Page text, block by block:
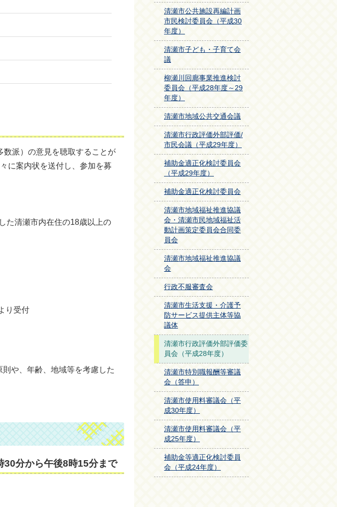
数派）の意見を聴取することが
に案内状を送付し、参加を募
た清瀬市内在住の18歳以上の
り受付
や、年齢、地域等を考慮した
分から午後8時15分まで
清瀬市公共施設再編計画
市民検討委員会（平成30
年度）
清瀬市子ども・子育て会
議
柳瀬川回廊事業推進検討
委員会（平成28年度～29
年度）
清瀬市地域公共交通会議
清瀬市行政評価外部評価/
市民会議（平成29年度）
補助金適正化検討委員会
（平成29年度）
補助金適正化検討委員会
清瀬市地域福祉推進協議
会・清瀬市民地域福祉活
動計画策定委員会合同委
員会
清瀬市地域福祉推進協議
会
行政不服審査会
清瀬市生活支援・介護予
防サービス提供主体等協
議体
清瀬市行政評価外部評価委
員会（平成28年度）
清瀬市特別職報酬等審議
会（答申）
清瀬市使用料審議会（平
成30年度）
清瀬市使用料審議会（平
成25年度）
補助金等適正化検討委員
会（平成24年度）